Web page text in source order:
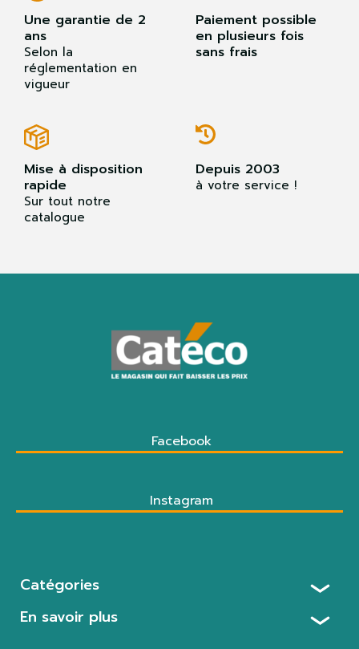
Une garantie de 2
ans
Selon la
réglementation en
vigueur
Paiement possible
en plusieurs fois
sans frais
Mise à disposition
rapide
Sur tout notre
catalogue
Depuis 2003
à votre service !
Facebook
Instagram
Catégories
En savoir plus